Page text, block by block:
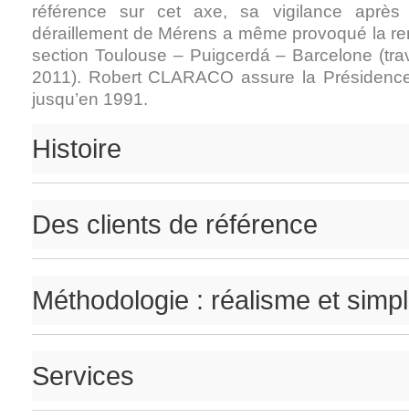
référence sur cet axe, sa vigilance après
déraillement de Mérens a même provoqué la
section Toulouse – Puigcerdá – Barcelone
2011). Robert CLARACO assure la
jusqu’en 1991.
Histoire
Des clients de référence
Méthodologie : réalisme et
Services